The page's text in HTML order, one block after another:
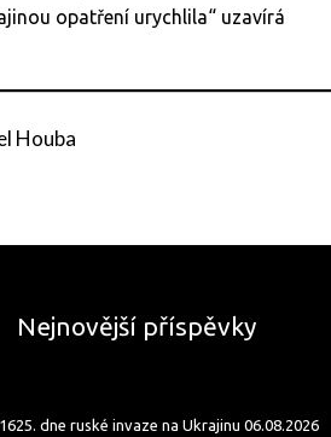
opatření urychlila“ uzavírá
Houba
Nejnovější příspěvky
dne ruské invaze na Ukrajinu 06.08.2026